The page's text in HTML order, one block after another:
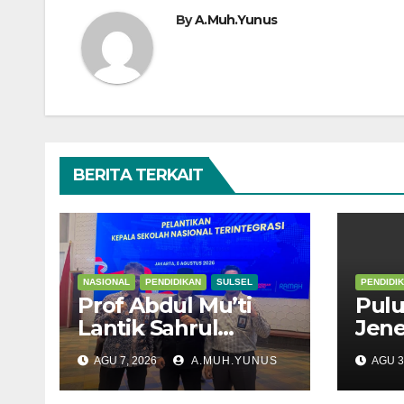
ByA.Muh.Yunus
BERITA TERKAIT
NASIONAL PENDIDIKAN SULSEL
Prof Abdul Mu’ti
Lantik Sahrul
Kepala SNT 9 Gowa
AGU 7, 2026 A.MUH.YUNUS AGU